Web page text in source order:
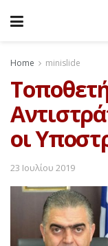
Home minislide
οι
23 Ιουλίου 2019